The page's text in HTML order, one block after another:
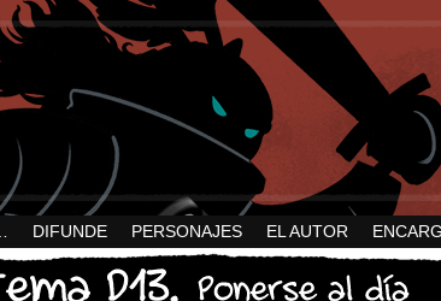
DIFUNDE PERSONAJES EL AUTOR